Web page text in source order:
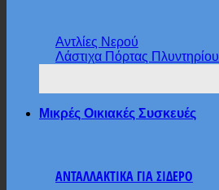
Αντλίες Νερού
Λάστιχα Πόρτας Πλυντηρίου
Μικρές Οικιακές Συσκευές
ΑΝΤΑΛΛΑΚΤΙΚΑ ΓΙΑ ΣΙΔΕΡΟ